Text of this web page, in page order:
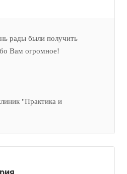
рады были получить
Вам огромное!
"Практика и